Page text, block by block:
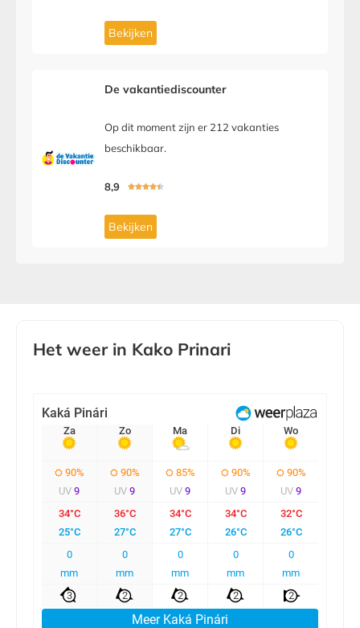
Bekijken
De vakantiediscounter
Op dit moment zijn er 212 vakanties
beschikbaar.
8,9 
Bekijken
Het weer in Kako Prinari